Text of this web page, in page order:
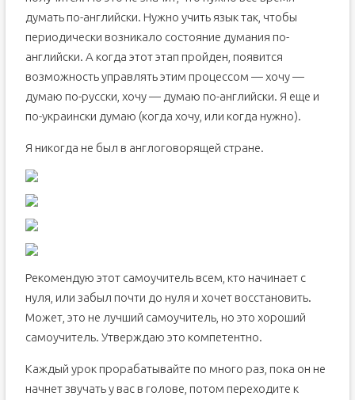
думать по-английски. Нужно учить язык так, чтобы
периодически возникало состояние думания по-
английски. А когда этот этап пройден, появится
возможность управлять этим процессом — хочу —
думаю по-русски, хочу — думаю по-английски. Я еще и
по-украински думаю (когда хочу, или когда нужно).
Я никогда не был в англоговорящей стране.
Рекомендую этот самоучитель всем, кто начинает с
нуля, или забыл почти до нуля и хочет восстановить.
Может, это не лучший самоучитель, но это хороший
самоучитель. Утверждаю это компетентно.
Каждый урок прорабатывайте по много раз, пока он не
начнет звучать у вас в голове, потом переходите к